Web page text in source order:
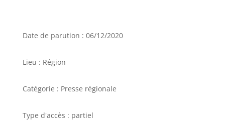
Date de parution : 06/12/2020
Lieu : Région
Catégorie : Presse régionale
Type d'accès : partiel